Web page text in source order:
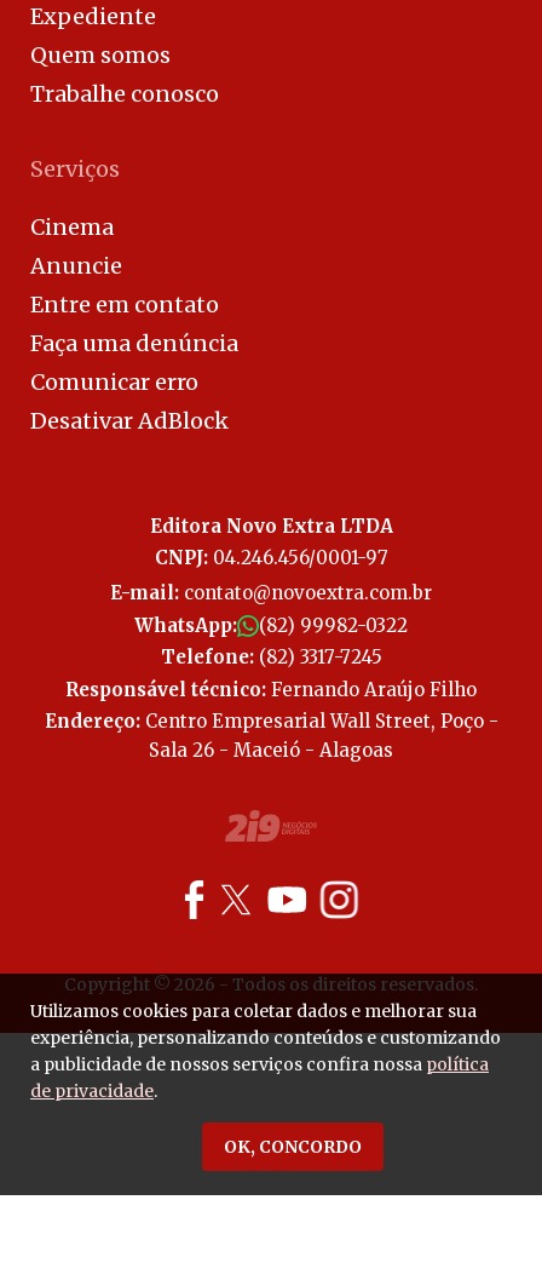
Expediente
Quem somos
Trabalhe conosco
Serviços
Cinema
Anuncie
Entre em contato
Faça uma denúncia
Comunicar erro
Desativar AdBlock
Editora Novo Extra LTDA
CNPJ:04.246.456/0001-97
E-mail: contato@novoextra.com.br
WhatsApp:
(82) 99982-0322
Telefone:(82) 3317-7245
Responsável técnico: Fernando Araújo Filho
Endereço:Centro Empresarial Wall Street, Poço -
Sala 26 - Maceió - Alagoas
Copyright © 2026 - Todos os direitos reservados.
Utilizamos cookies para coletar dados e melhorar sua
experiência, personalizando conteúdos e customizando
a publicidade de nossos serviços confira nossa política
de privacidade.
OK, CONCORDO